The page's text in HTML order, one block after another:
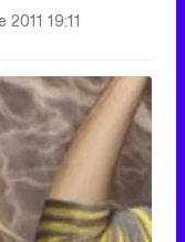
19:11